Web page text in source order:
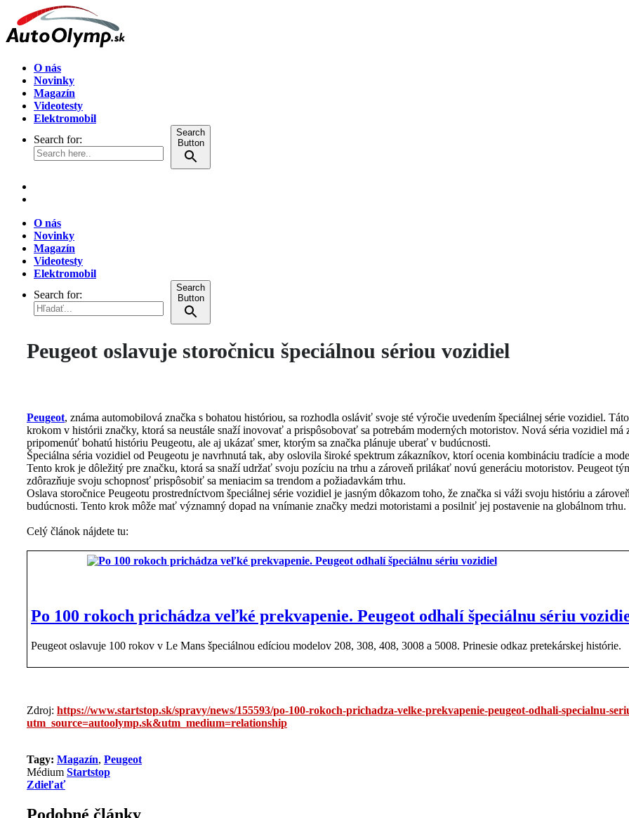
O nás
Novinky
Magazín
Videotesty
Elektromobil
Search for:
Search
Button
O nás
Novinky
Magazín
Videotesty
Elektromobil
Search for:
Search
Button
Peugeot oslavuje storočnicu špeciálnou sériou vozidiel
Peugeot, známa automobilová značka s bohatou históriou, sa rozhodla osláviť svoje sté výročie uvedením špeciálnej série vozidiel.
krokom v histórii značky, ktorá sa neustále snaží inovovať a prispôsobovať sa potrebám moderných motoristov. Nová séria vozidiel má
pripomenúť bohatú históriu Peugeotu, ale aj ukázať smer, ktorým sa značka plánuje uberať v budúcnosti.
Špeciálna séria vozidiel od Peugeotu je navrhnutá tak, aby oslovila široké spektrum zákazníkov, ktorí ocenia kombináciu tradície a
Tento krok je dôležitý pre značku, ktorá sa snaží udržať svoju pozíciu na trhu a zároveň prilákať novú generáciu motoristov. Peugeot
zdôrazňuje svoju schopnosť prispôsobiť sa meniacim sa trendom a požiadavkám trhu.
Oslava storočnice Peugeotu prostredníctvom špeciálnej série vozidiel je jasným dôkazom toho, že značka si váži svoju históriu a
budúcnosti. Tento krok môže mať významný dopad na vnímanie značky medzi motoristami a posilniť jej postavenie na globálnom trhu.
Celý článok nájdete tu:
Po 100 rokoch prichádza veľké prekvapenie. Peugeot odhalí špeciálnu sériu
Peugeot oslavuje 100 rokov v Le Mans špeciálnou edíciou modelov 208, 308, 408, 3008 a 5008. Prinesie odkaz pretekárskej histórie.
Zdroj: https://www.startstop.sk/spravy/news/155593/po-100-rokoch-prichadza-velke-prekvapenie-peugeot-odhali-specialnu-
utm_source=autoolymp.sk&utm_medium=relationship
Tagy: Magazín, Peugeot
Médium Startstop
Zdieľať